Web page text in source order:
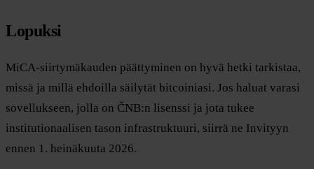
Lopuksi
MiCA-siirtymäkauden päättyminen on hyvä hetki tarkistaa,
missä ja millä ehdoilla säilytät bitcoiniasi. Jos haluat varasi
sovellukseen, jolla on ČNB:n lisenssi ja jota tukee
institutionaalisen tason infrastruktuuri, siirrä ne Invityyn
ennen 1. heinäkuuta 2026.